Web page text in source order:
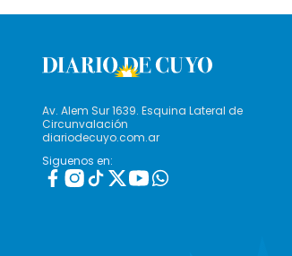
Av. Alem Sur 1639. Esquina Lateral de
Circunvalación
diariodecuyo.com.ar
Siguenos en: